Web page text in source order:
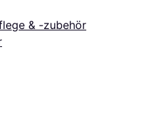
& -zubehör